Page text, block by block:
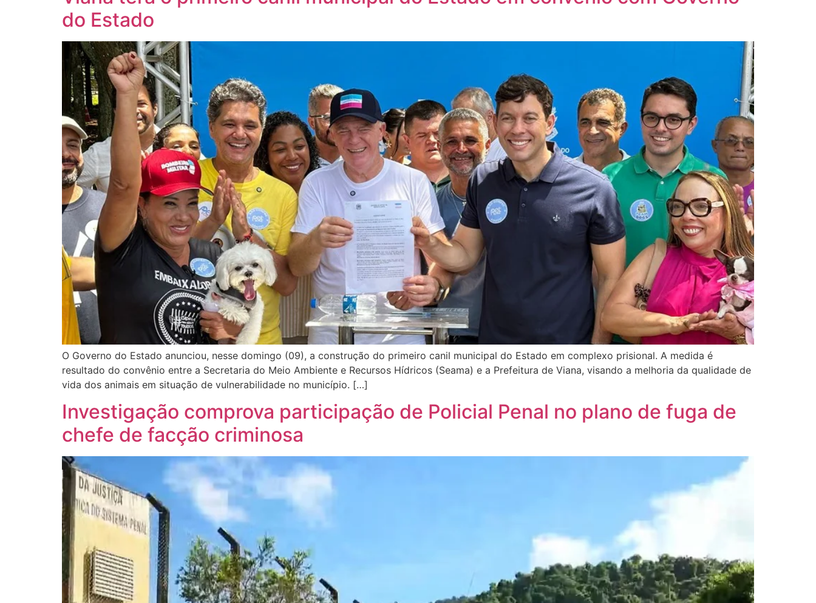
do Estado
O Governo do Estado anunciou, nesse domingo (09), a construção do primeiro canil municipal do Estado em complexo prisional. A medida é
resultado do convênio entre a Secretaria do Meio Ambiente e Recursos Hídricos (Seama) e a Prefeitura de Viana, visando a melhoria da qualidade de
vida dos animais em situação de vulnerabilidade no município. […]
Investigação comprova participação de Policial Penal no plano de fuga de
chefe de facção criminosa